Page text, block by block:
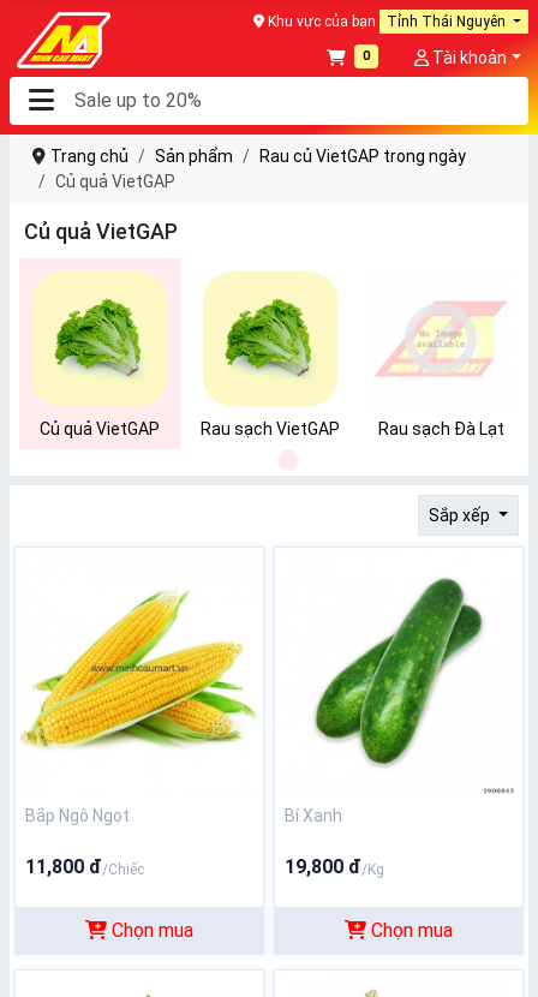
Khu vực của bạn Tỉnh Thái Nguyên
0 Tài khoản
Trang chủ Sản phẩm
Rau củ VietGAP trong ngày
Củ quả VietGAP
Củ quả VietGAP
Củ quả VietGAP Rau sạch VietGAP
Rau sạch Đà Lạt
Sắp xếp
Bắp Ngô Ngọt
11,800 đ/Chiếc
Chọn mua
Bí Xanh
19,800 đ/Kg
Chọn mua